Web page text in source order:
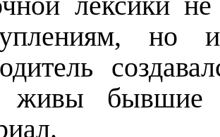
но
живы бывшие